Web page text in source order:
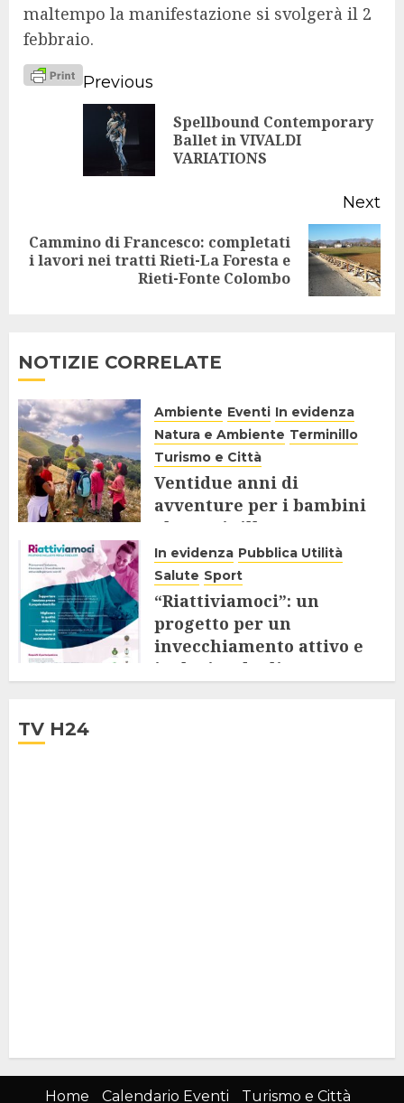
maltempo la manifestazione si svolgerà il 2
febbraio.
Continue
Reading
Previous
Spellbound Contemporary
Ballet in VIVALDI
VARIATIONS
Next
Next
Cammino di Francesco: completati
i lavori nei tratti Rieti-La Foresta e
Rieti-Fonte Colombo
NOTIZIE CORRELATE
Ambiente Eventi In evidenza
Natura e Ambiente Terminillo
Turismo e Città
Ventidue anni di
avventure per i bambini
al Terminillo
8 SETTEMBRE 2025
In evidenza Pubblica Utilità
Salute Sport
“Riattiviamoci”: un
progetto per un
invecchiamento attivo e
inclusivo degli Over 65
TV H24
Home Calendario Eventi Turismo e Città